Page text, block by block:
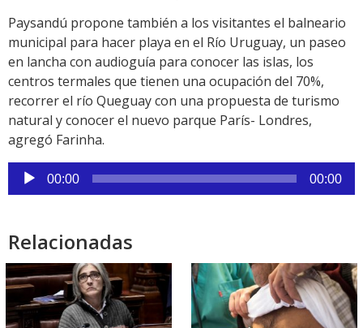
Paysandú propone también a los visitantes el balneario
municipal para hacer playa en el Río Uruguay, un paseo
en lancha con audioguía para conocer las islas, los
centros termales que tienen una ocupación del 70%,
recorrer el río Queguay con una propuesta de turismo
natural y conocer el nuevo parque París- Londres,
agregó Farinha.
Reproductor
de
00:00 00:00
Relacionadas